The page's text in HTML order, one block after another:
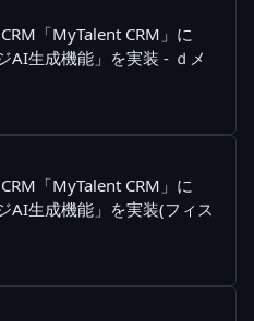
「MyTalent CRM」に
AI生成機能」を実装 - ｄメ
「MyTalent CRM」に
AI生成機能」を実装(フィス